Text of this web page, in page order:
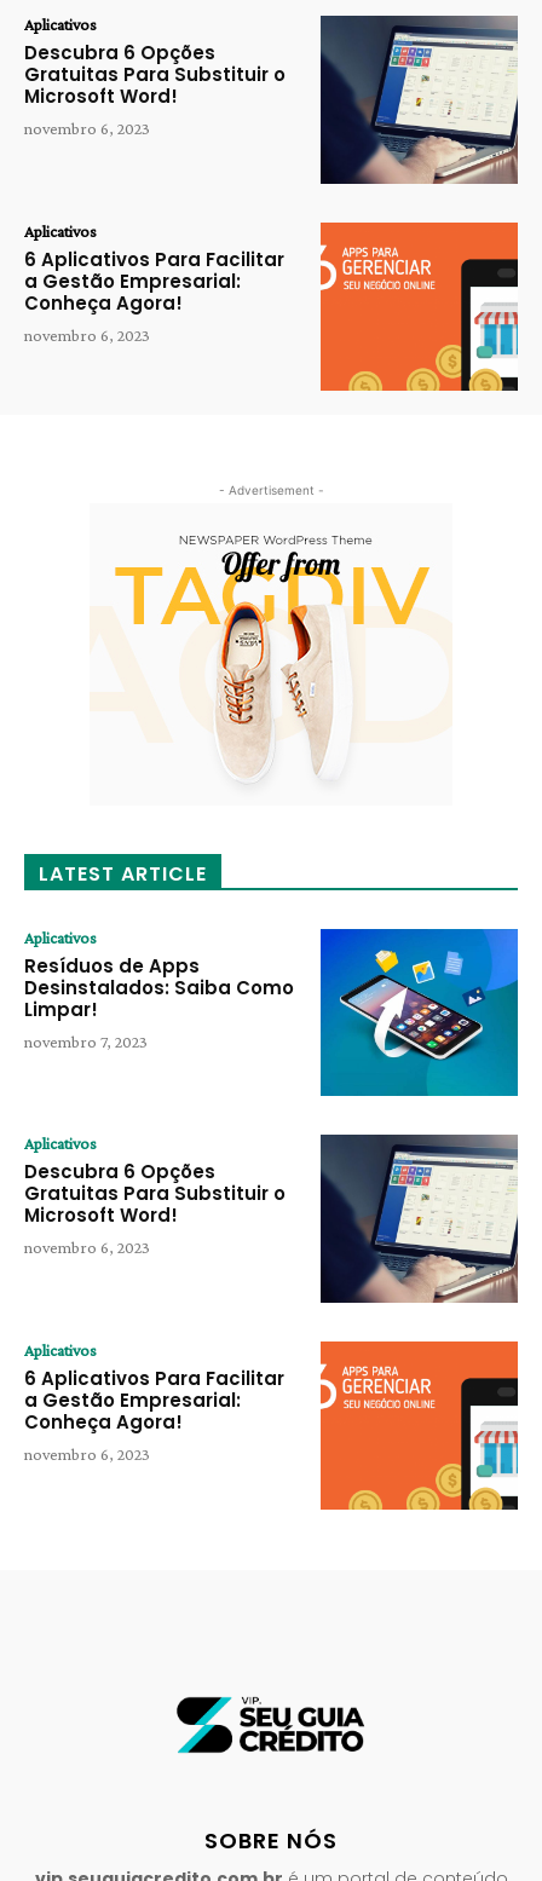
Aplicativos
Descubra 6 Opções
Gratuitas Para Substituir o
Microsoft Word!
novembro 6, 2023
Aplicativos
6 Aplicativos Para Facilitar
a Gestão Empresarial:
Conheça Agora!
novembro 6, 2023
- Advertisement -
LATEST ARTICLE
Aplicativos
Resíduos de Apps
Desinstalados: Saiba Como
Limpar!
novembro 7, 2023
Aplicativos
Descubra 6 Opções
Gratuitas Para Substituir o
Microsoft Word!
novembro 6, 2023
Aplicativos
6 Aplicativos Para Facilitar
a Gestão Empresarial:
Conheça Agora!
novembro 6, 2023
SOBRE NÓS